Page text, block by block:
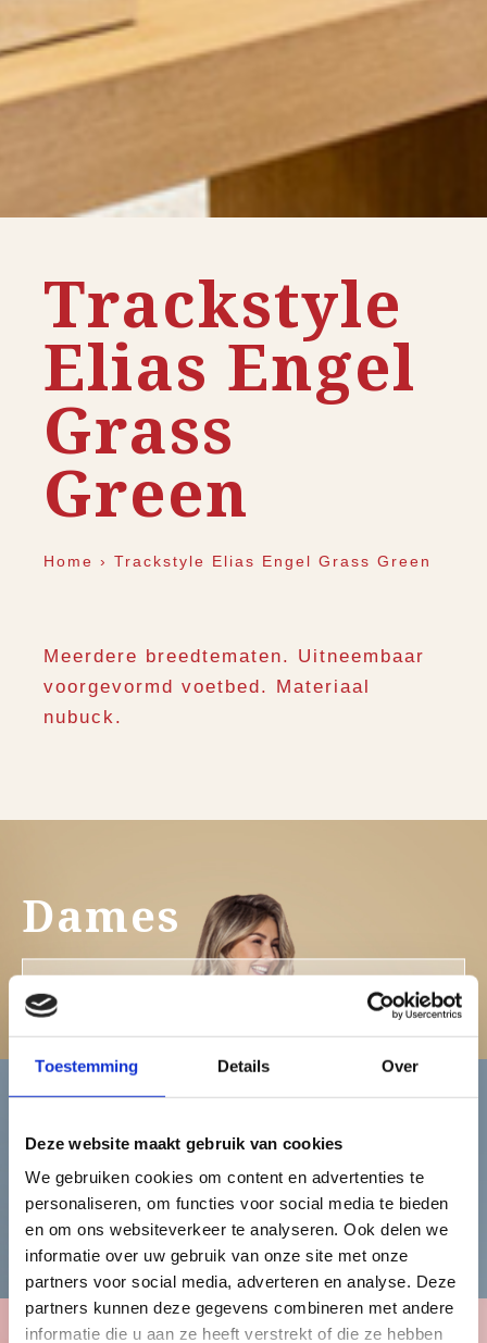
Toestemming Details Over
Deze website maakt gebruik van cookies
We gebruiken cookies om content en advertenties te
personaliseren, om functies voor social media te bieden
en om ons websiteverkeer te analyseren. Ook delen we
informatie over uw gebruik van onze site met onze
partners voor social media, adverteren en analyse. Deze
partners kunnen deze gegevens combineren met andere
informatie die u aan ze heeft verstrekt of die ze hebben
Trackstyle
Elias Engel
Grass
Green
Home › Trackstyle Elias Engel Grass Green
Meerdere breedtematen. Uitneembaar
voorgevormd voetbed. Materiaal
nubuck.
Dames
Bekijk de damescollectie
Heren
Bekijk de herencollectie